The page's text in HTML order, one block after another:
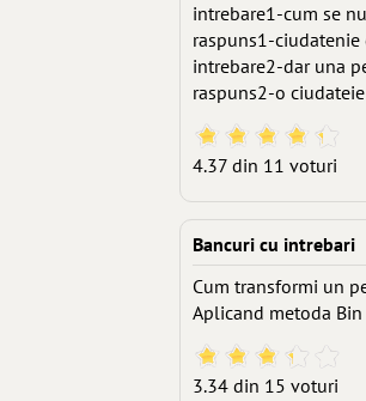
intrebare1-cum se
raspuns1-ciudatenie
intrebare2-dar una
raspuns2-o
4.37 din 11 voturi
Bancuri cu intrebari
Cum transformi un
Aplicand metoda Bin
3.34 din 15 voturi